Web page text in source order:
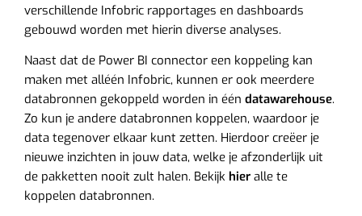
verschillende Infobric rapportages en dashboards
gebouwd worden met hierin diverse analyses.
Naast dat de Power BI connector een koppeling kan
maken met alléén Infobric, kunnen er ook meerdere
databronnen gekoppeld worden in één datawarehouse.
Zo kun je andere databronnen koppelen, waardoor je
data tegenover elkaar kunt zetten. Hierdoor creëer je
nieuwe inzichten in jouw data, welke je afzonderlijk uit
de pakketten nooit zult halen. Bekijk hier alle te
koppelen databronnen.